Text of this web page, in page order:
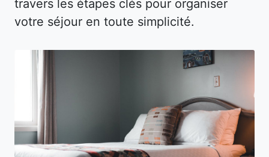
travers les étapes clés pour organiser
votre séjour en toute simplicité.